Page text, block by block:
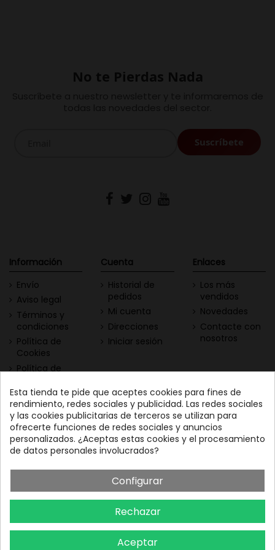
No te Pierdas Nada
Información
Envío
Aviso legal
Términos y
condiciones
Política de
Cookies
Política de
Cuenta
Historial de
pedidos
Mi cuenta
Direcciones
Iniciar sesión
Enlaces
Los más
vendidos
Novedades
Contacte con
nosotros
Contacta con nosotros
Nuestras Vinotecas:
Vinofilos Triana: Viera y
Clavijo, 23 - Gran Canaria
Vinófilos Santa Cruz: Adán
Martín Menis, 5 - Tenerife
Descarga nuestra App
Todo el vino a tu
alcance
Esta tienda te pide que aceptes cookies para fines de
rendimiento, redes sociales y publicidad. Las redes sociales
y las cookies publicitarias de terceros se utilizan para
ofrecerte funciones de redes sociales y anuncios
personalizados. ¿Aceptas estas cookies y el procesamiento
de datos personales involucrados?
Configurar
Rechazar
Aceptar